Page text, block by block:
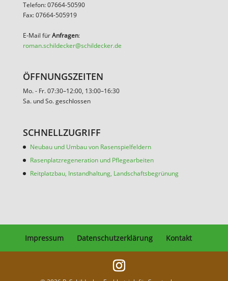
Telefon: 07664-50590
Fax: 07664-505919
E-Mail fürAnfragen:
roman.schildecker@schildecker.de
ÖFFNUNGSZEITEN
Mo. - Fr. 07:30–12:00, 13:00–16:30
Sa. und So. geschlossen
SCHNELLZUGRIFF
Neubau und Umbau von Rasenspielfeldern
Rasenplatzregeneration und Pflegearbeiten
Reitplatzbau, Instandhaltung, Landschaftsbegrünung
Impressum Datenschutzerklärung Kontakt